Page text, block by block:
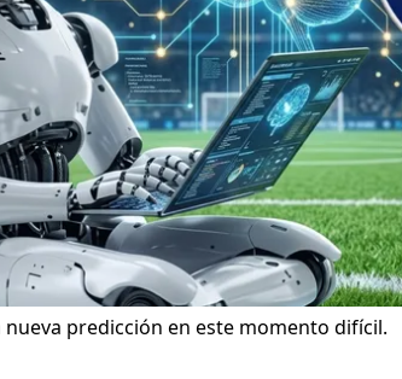
nueva predicción en este momento difícil.